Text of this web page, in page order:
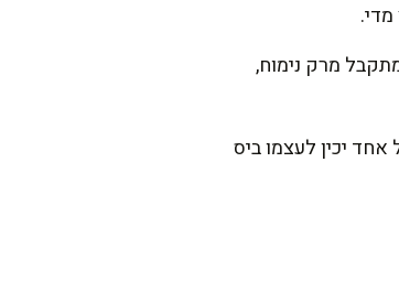
עוד 2-3 דק' ולא מרתיח חזק. מתקבל מרק נימוח,
יכין לעצמו ביס